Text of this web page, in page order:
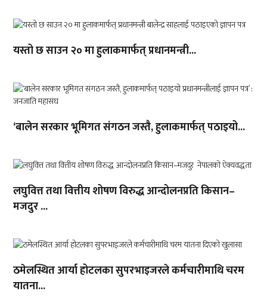
यस्तो छ साउन २० मा हुलाकमार्फत् प्रधानमन्त्री...
‘बालेन सरकार भूमिगत संगठन जस्तै, हुलाकमार्फत् पठाइयो...
लघुवित्त तथा वित्तीय शोषण विरुद्ध आन्दोलनप्रति किसान–
मजदुर ...
ठमेलस्थित आर्या होटलका सुपरभाइजरले कर्मचारीमाथि चरम
यातना...